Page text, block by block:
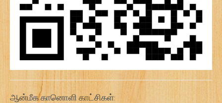
ஆன்மீக கானொளி காட்சிகள்: